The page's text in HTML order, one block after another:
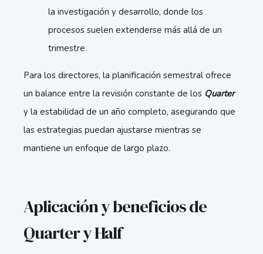
la investigación y desarrollo, donde los
procesos suelen extenderse más allá de un
trimestre.
Para los directores, la planificación semestral ofrece
un balance entre la revisión constante de los Quarter
y la estabilidad de un año completo, asegurando que
las estrategias puedan ajustarse mientras se
mantiene un enfoque de largo plazo.
Aplicación y beneficios de
Quarter y Half